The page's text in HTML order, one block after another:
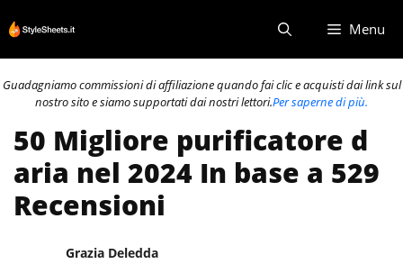
al
contenuto
Menu
Guadagniamo commissioni di affiliazione quando fai clic e acquisti dai link sul
nostro sito e siamo supportati dai nostri lettori.Per saperne di più.
50 Migliore purificatore d
aria nel 2024 In base a 529
Recensioni
Grazia Deledda